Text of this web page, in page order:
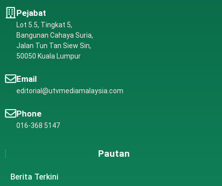
Pejabat
Lot 5.5, Tingkat 5,
Bangunan Cahaya Suria,
Jalan Tun Tan Siew Sin,
50050 Kuala Lumpur
Email
editorial@utvmediamalaysia.com
Phone
016-368 5147
Pautan
Berita Terkini